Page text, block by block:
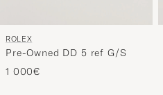
ROLEX
Pre-Owned DD 5 ref G/S
1 000€